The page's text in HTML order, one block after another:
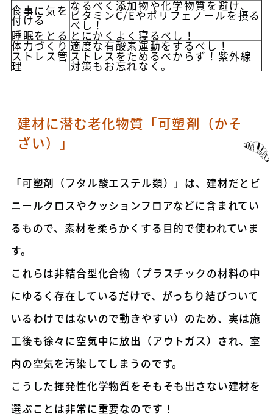
食事に気を
付ける
なるべく添加物や化学物質を避け、
ビタミンC/Eやポリフェノールを摂る
べし！
睡眠をとるとにかくよく寝るべし！
体力づくり適度な有酸素運動をするべし！
ストレス管
理
ストレスをためるべからず！紫外線
対策もお忘れなく。
建材に潜む老化物質「可塑剤（かそ
ざい）」
「可塑剤（フタル酸エステル類）」は、建材だとビ
ニールクロスやクッションフロアなどに含まれてい
るもので、素材を柔らかくする目的で使われていま
す。
これらは非結合型化合物（プラスチックの材料の中
にゆるく存在しているだけで、がっちり結びついて
いるわけではないので動きやすい）のため、実は施
工後も徐々に空気中に放出（アウトガス）され、室
内の空気を汚染してしまうのです。
こうした揮発性化学物質をそもそも出さない建材を
選ぶことは非常に重要なのです！